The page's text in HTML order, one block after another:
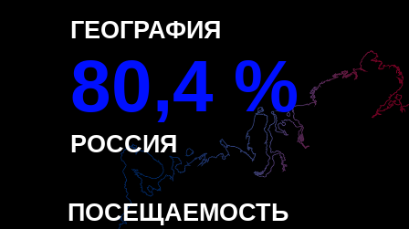
80,4 %
ПОСЕЩАЕМОСТЬ
РОССИЯ
ГЕОГРАФИЯ